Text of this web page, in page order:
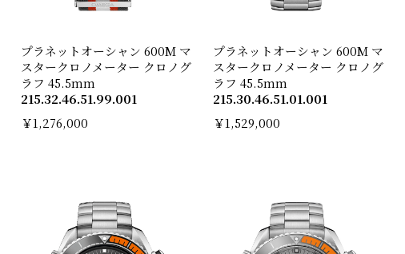
プラネットオーシャン 600M マ
スタークロノメーター クロノグ
ラフ 45.5mm
215.32.46.51.99.001
￥1,276,000
プラネットオーシャン 600M マ
スタークロノメーター クロノグ
ラフ 45.5mm
215.30.46.51.01.001
￥1,529,000